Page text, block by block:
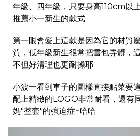
年級、四年級，只要身高110cm以
推薦小一新生的款式
第一眼會愛上這款是因為它的材質
質，低年級新生很常把書包弄髒，
不但好清理也更耐操耶
小波一看到車子的圖樣直接點菜要
配上精緻的LOGO非常耐看，還有
媽"整套"的強迫症~哈哈